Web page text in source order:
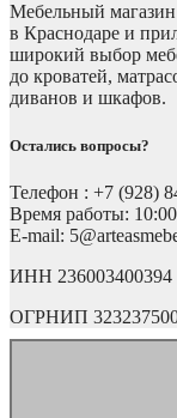
Мебельный
в Краснодаре и
широкий выбор
до кроватей,
диванов и шкафов.
Остались вопросы?
Телефон : +7 (928)
Время работы:
E-mail:
ИНН 236003400394
ОГРНИП